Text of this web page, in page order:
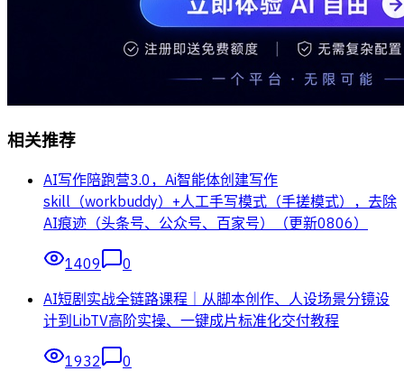
相关推荐
AI写作陪跑营3.0，Ai智能体创建写作
skill（workbuddy）+人工手写模式（手搓模式），去除
AI痕迹（头条号、公众号、百家号）（更新0806）
1409
0
AI短剧实战全链路课程｜从脚本创作、人设场景分镜设
计到LibTV高阶实操、一键成片标准化交付教程
1932
0